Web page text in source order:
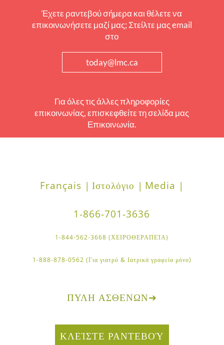
Έχετε ραντεβού σήμερα και θέλετε να
επικοινωνήσετε μαζί μας; Στείλτε μας email
στο
today@lmc.ca
Για όλες τις άλλες πληροφορίες
επικοινωνίας, επισκεφθείτε τη σελίδα μας
Επικοινωνία.
Français | Ιστολόγιο | Media |
1-866-701-3636
1-844-562-3668 (ΧΕΙΡΟΘΕΡΑΠΕΊΑ)
1-888-878-0562 (Για γιατρό & Ιατρικά γραφεία μόνο)
ΠΎΛΗ ΑΣΘΕΝΏΝ➔
ΚΛΕΊΣΤΕ ΡΑΝΤΕΒΟΎ